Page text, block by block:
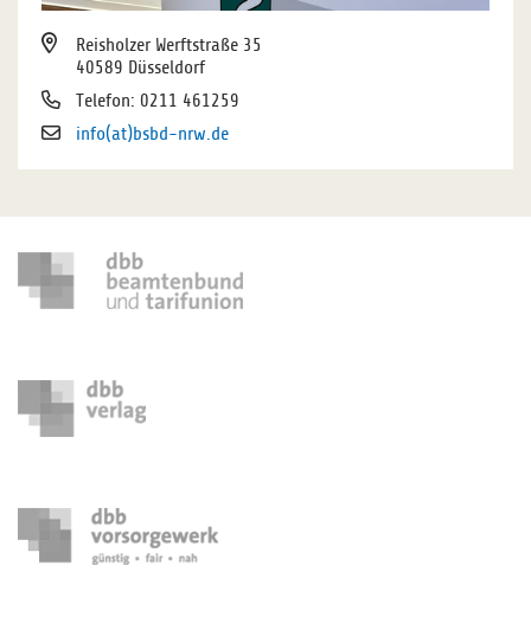
Reisholzer Werftstraße 35
40589 Düsseldorf
Telefon: 0211 461259
info(at)bsbd-nrw.de